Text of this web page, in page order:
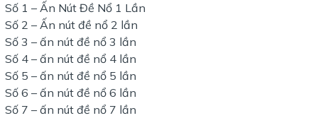
Số 1 – Ấn Nút Đề Nổ 1 Lần
Số 2 – Ấn nút đề nổ 2 lần
Số 3 – ấn nút đề nổ 3 lần
Số 4 – ấn nút đề nổ 4 lần
Số 5 – ấn nút đề nổ 5 lần
Số 6 – ấn nút đề nổ 6 lần
Số 7 – ấn nút đề nổ 7 lần